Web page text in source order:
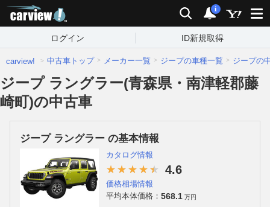
検索 通知
i
ログイン ID新規取得
carview! 中古車トップ メーカー一覧 ジープの車種一覧 ジープの
ジープ ラングラー(青森県・南津軽郡藤
崎町)の中古車
ジープ ラングラー の基本情報
カタログ情報
4.6
価格相場情報
平均本体価格： 568.1 万円